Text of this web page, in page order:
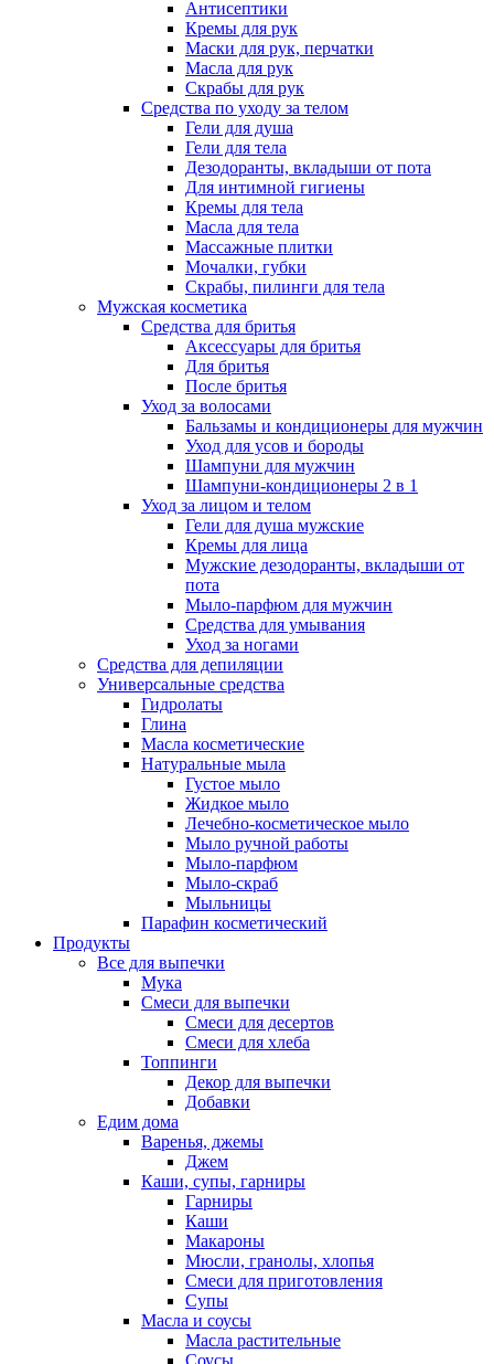
Антисептики
Кремы для рук
Маски для рук, перчатки
Масла для рук
Скрабы для рук
Средства по уходу за телом
Гели для душа
Гели для тела
Дезодоранты, вкладыши от пота
Для интимной гигиены
Кремы для тела
Масла для тела
Массажные плитки
Мочалки, губки
Скрабы, пилинги для тела
Мужская косметика
Средства для бритья
Аксессуары для бритья
Для бритья
После бритья
Уход за волосами
Бальзамы и кондиционеры для мужчин
Уход для усов и бороды
Шампуни для мужчин
Шампуни-кондиционеры 2 в 1
Уход за лицом и телом
Гели для душа мужские
Кремы для лица
Мужские дезодоранты, вкладыши от
пота
Мыло-парфюм для мужчин
Средства для умывания
Уход за ногами
Средства для депиляции
Универсальные средства
Гидролаты
Глина
Масла косметические
Натуральные мыла
Густое мыло
Жидкое мыло
Лечебно-косметическое мыло
Мыло ручной работы
Мыло-парфюм
Мыло-скраб
Мыльницы
Парафин косметический
Продукты
Все для выпечки
Мука
Смеси для выпечки
Смеси для десертов
Смеси для хлеба
Топпинги
Декор для выпечки
Добавки
Едим дома
Варенья, джемы
Джем
Каши, супы, гарниры
Гарниры
Каши
Макароны
Мюсли, гранолы, хлопья
Смеси для приготовления
Супы
Масла и соусы
Масла растительные
Соусы